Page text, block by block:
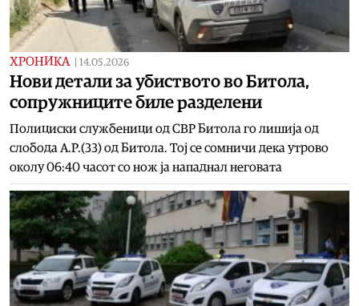
ХРОНИКА 14.05.2026
Нови детали за убиството во Битола,
сопружниците биле разделени
Полициски службеници од СВР Битола го лишија од
слобода А.Р.(33) од Битола. Тој се сомничи дека утрово
околу 06:40 часот со нож ја нападнал неговата